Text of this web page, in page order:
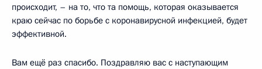
происходит, – на то, что та помощь, которая оказывается
краю сейчас по борьбе с коронавирусной инфекцией, будет
эффективной.
Вам ещё раз спасибо. Поздравляю вас с наступающим